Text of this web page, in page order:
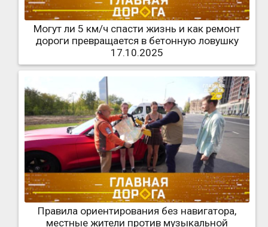
Могут ли 5 км/ч спасти жизнь и как ремонт
дороги превращается в бетонную ловушку
17.10.2025
Правила ориентирования без навигатора,
местные жители против музыкальной